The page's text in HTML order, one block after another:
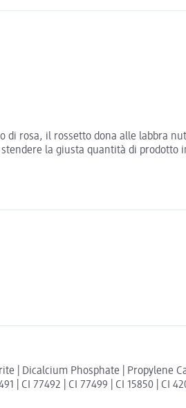
di rosa, il rossetto dona alle labbra
la giusta quantità di prodotto
| Dicalcium Phosphate | Propylene
77492 | CI 77499 | CI 15850 | CI